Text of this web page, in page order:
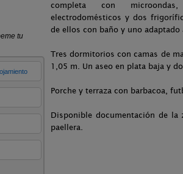
completa con
electrodomésticos y dos
de ellos con baño y uno
Tres dormitorios con camas de
1,05 m. Un aseo en plata baja y
Porche y terraza con barbacoa,
Disponible documentación de
paellera.